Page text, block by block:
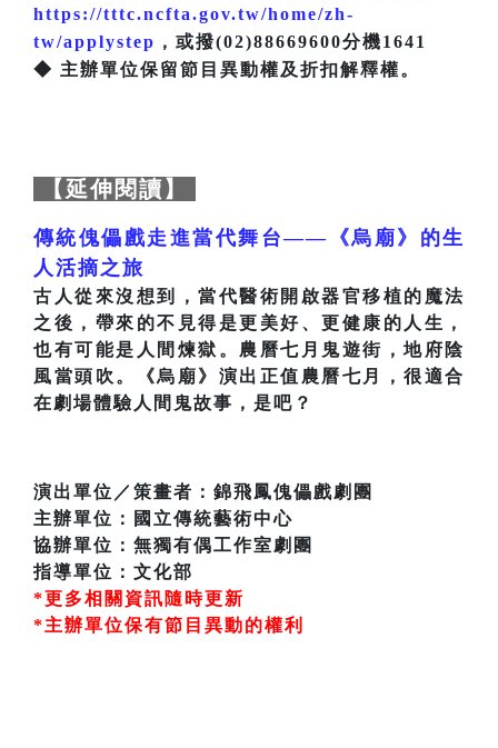
https://tttc.ncfta.gov.tw/home/zh-
tw/applystep ，或撥(02)88669600分機1641
◆ 主辦單位保留節目異動權及折扣解釋權。
【延伸閱讀】
傳統傀儡戲走進當代舞台——《烏廟》的生
人活摘之旅
古人從來沒想到，當代醫術開啟器官移植的魔法
之後，帶來的不見得是更美好、更健康的人生，
也有可能是人間煉獄。農曆七月鬼遊街，地府陰
風當頭吹。《烏廟》演出正值農曆七月，很適合
在劇場體驗人間鬼故事，是吧？
演出單位／策畫者：錦飛鳳傀儡戲劇團
主辦單位：國立傳統藝術中心
協辦單位：無獨有偶工作室劇團
指導單位：文化部
*更多相關資訊隨時更新
*主辦單位保有節目異動的權利